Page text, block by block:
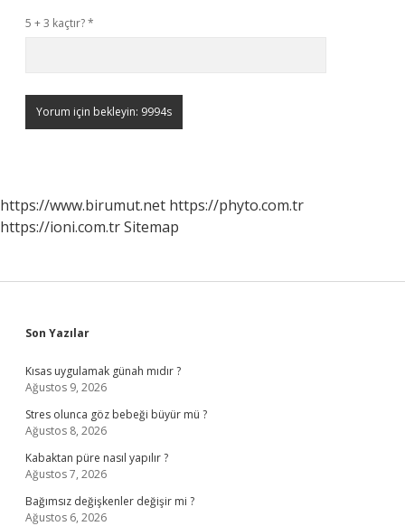
5 + 3 kaçtır?*
https://www.birumut.net https://phyto.com.tr
https://ioni.com.trSitemap
Sidebar
Son Yazılar
Kısas uygulamak günah mıdır ?
Ağustos 9, 2026
Stres olunca göz bebeği büyür mü ?
Ağustos 8, 2026
Kabaktan püre nasıl yapılır ?
Ağustos 7, 2026
Bağımsız değişkenler değişir mi ?
Ağustos 6, 2026